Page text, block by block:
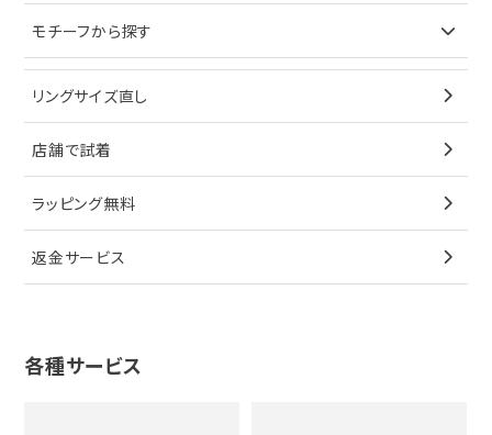
ブレスレット
ペンダントトップ
ブローチ
その他
ノーブランドジュエリーをすべて見る
イヤリング
ブレスレット
ペンダントトップ
ブローチ
その他
ティファニー
キーケース
サングラス
シューズ
香水
シャネル
オメガ
シャネル
タグホイヤー
カルティエ
セイコー
メンズ時計
ティファニー
ブルガリ
カルティエ
ウノアエレ
4℃
グッチ
モチーフから探す
星
リボン
花
十字架
リングサイズ直し
店舗で試着
ラッピング無料
返金サービス
各種サービス